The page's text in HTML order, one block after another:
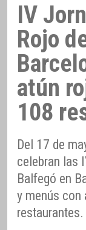
IV
Rojo
atún
108
Del 17 de
celebran las
Balfegó en
y menús con
restaurantes.